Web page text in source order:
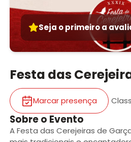
Seja o primeiro a
Festa das
Marcar presença
Sobre o Evento
A Festa das Cerejeiras de